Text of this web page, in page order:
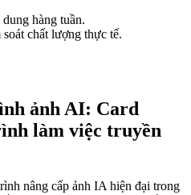
hàng tuần.
chất lượng thực tế.
ảnh AI: Card
làm việc truyền
nâng cấp ảnh IA hiện đại trong